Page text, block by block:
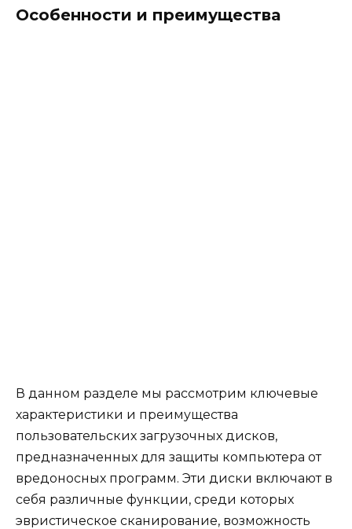
Особенности и преимущества
В данном разделе мы рассмотрим ключевые
характеристики и преимущества
пользовательских загрузочных дисков,
предназначенных для защиты компьютера от
вредоносных программ. Эти диски включают в
себя различные функции, среди которых
эвристическое сканирование, возможность